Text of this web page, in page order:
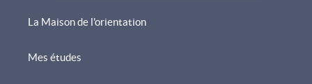
La Maison de l'orientation
Mes études